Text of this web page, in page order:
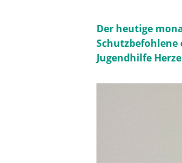
Der heutige
Schutzbefohlene
Jugendhilfe